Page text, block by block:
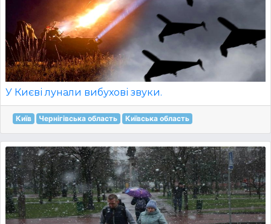
У Києві лунали вибухові звуки.
Київ Чернігівська область Київська область